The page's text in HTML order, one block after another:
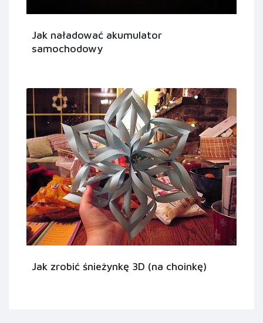
Jak naładować akumulator
samochodowy
Jak zrobić śnieżynkę 3D (na choinkę)